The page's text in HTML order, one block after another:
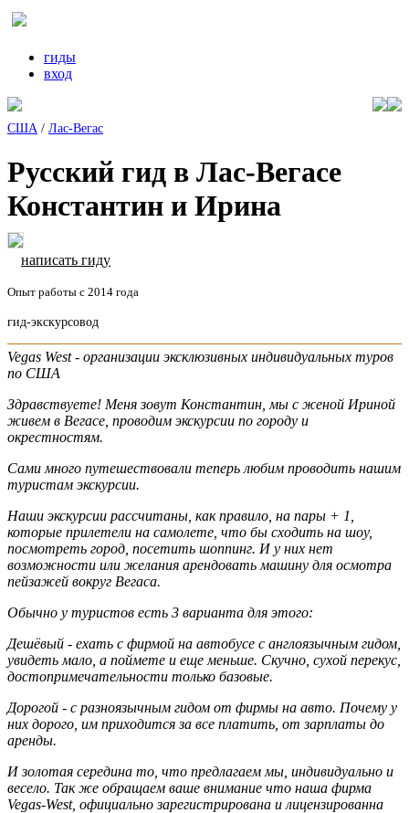
гиды
вход
США / Лас-Вегас
Русский гид в Лас-Вегасе
Константин и Ирина
написать гиду
Опыт работы с 2014 года
гид-экскурсовод
Vegas West - организации эксклюзивных индивидуальных туров
по США
Здравствуете! Меня зовут Константин, мы с женой Ириной
живем в Вегасе, проводим экскурсии по городу и
окрестностям.
Сами много путешествовали теперь любим проводить нашим
туристам экскурсии.
Наши экскурсии рассчитаны, как правило, на пары + 1,
которые прилетели на самолете, что бы сходить на шоу,
посмотреть город, посетить шоппинг. И у них нет
возможности или желания арендовать машину для осмотра
пейзажей вокруг Вегаса.
Обычно у туристов есть 3 варианта для этого:
Дешёвый - ехать с фирмой на автобусе с англоязычным гидом,
увидеть мало, а поймете и еще меньше. Скучно, сухой перекус,
достопримечательности только базовые.
Дорогой - с разноязычным гидом от фирмы на авто. Почему у
них дорого, им приходится за все платить, от зарплаты до
аренды.
И золотая середина то, что предлагаем мы, индивидуально и
весело. Так же обращаем ваше внимание что наша фирма
Vegas-West, официально зарегистрирована и лицензированна